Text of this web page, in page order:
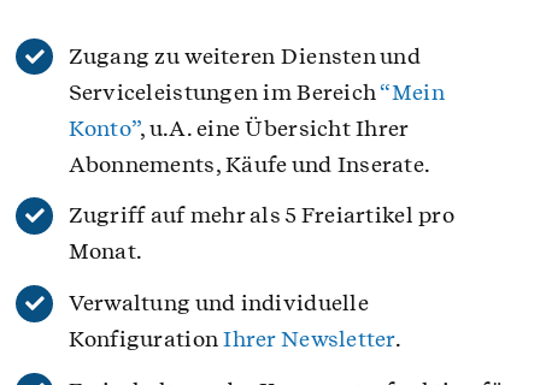
Zugang zu weiteren Diensten und
Serviceleistungen im Bereich“Mein
Konto”, u.A. eine Übersicht Ihrer
Abonnements, Käufe und Inserate.
Zugriff auf mehr als 5 Freiartikel pro
Monat.
Verwaltung und individuelle
KonfigurationIhrer Newsletter.